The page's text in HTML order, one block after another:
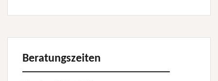
Beratungszeiten